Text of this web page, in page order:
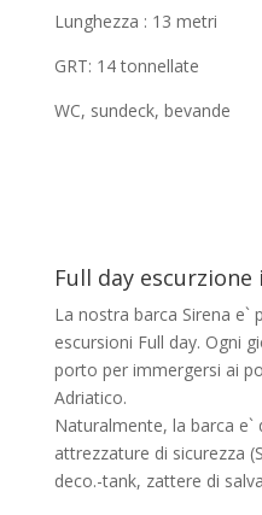
Lunghezza : 13 metri
GRT: 14 tonnellate
WC, sundeck, bevande
Full day escurzione
La nostra barca Sirena e`
escursioni Full day. Ogni
porto per immergersi ai
Adriatico.
Naturalmente, la barca
attrezzature di sicurezza
deco.-tank, zattere di